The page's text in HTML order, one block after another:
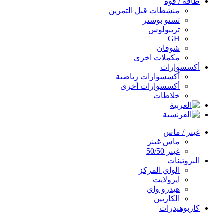
منشطات قبل التمرين
تستو بوستر
تريبولوس
GH
شوفان
مكملات اخرى
أكسسوارات
أكسسوارات رياضية
أكسسوارات أخرى
خلاطات
غينر / ماس
ماس غينر
غينر 50/50
البروتينات
الواي المركز
ايزولايت
هيدرو واي
الكازيين
كاربوهيدرات